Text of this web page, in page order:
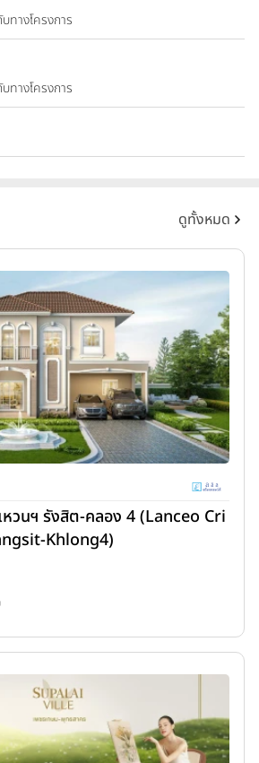
ทางโครงการ
ทางโครงการ
ดูทั้งหมด
วนฯ รังสิต-คลอง 4 (Lanceo Cri
Khlong4)